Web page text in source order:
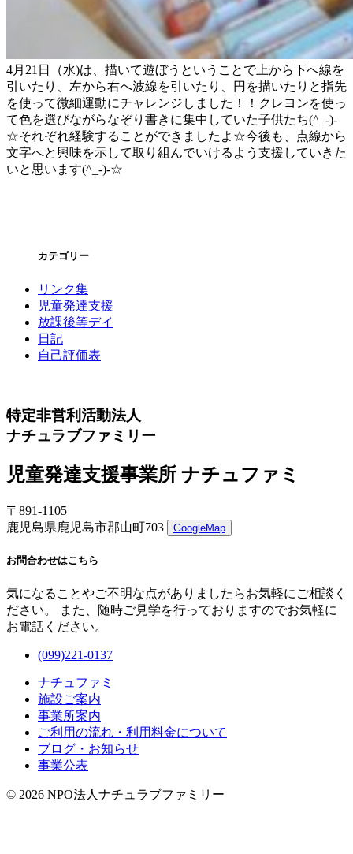
4月21日（水)は、描いて遊ぼうということで上から下へ線を
引いたり、左から右へ波線を引いたり、円を描いたりと指先
を使って微細運動にチャレンジしました！！クレヨンを使っ
て色を選びながらなぞり書きに集中していた子供たち(^_-)-
☆それぞれ経験することができましたよ☆今後も、点線から
文字へと興味を示して取り組んでいけるよう支援していきた
いと思います(^_-)-☆
カテゴリー
リンク集
児童発達支援
放課後等デイ
日記
自己評価表
特定非営利活動法人
ナチュラブファミリー
児童発達支援事業所 ナチュファミ
〒891-1105
鹿児島県鹿児島市郡山町703
GoogleMap
お問合わせはこちら
気になることやご不明な点がありましたらお気軽にご相談く
ださい。 また、随時ご見学を行っておりますのでお気軽に
お電話ください。
(099)221-0137
ナチュファミ
施設ご案内
事業所案内
ご利用の流れ・利用料金について
ブログ・お知らせ
事業公表
© 2026 NPO法人ナチュラブファミリー